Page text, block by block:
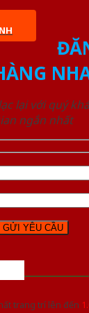
lại với quý
ngắn nhất
trang trí lên đến